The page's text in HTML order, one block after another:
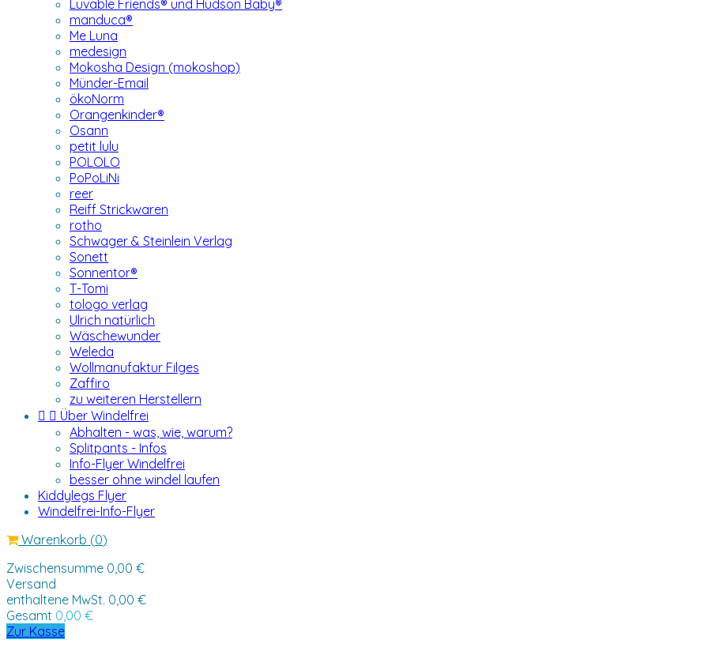
Luvable Friends® und Hudson Baby®
manduca®
Me Luna
medesign
Mokosha Design (mokoshop)
Münder-Email
ökoNorm
Orangenkinder®
Osann
petit lulu
POLOLO
PoPoLiNi
reer
Reiff Strickwaren
rotho
Schwager & Steinlein Verlag
Sonett
Sonnentor®
T-Tomi
tologo verlag
Ulrich natürlich
Wäschewunder
Weleda
Wollmanufaktur Filges
Zaffiro
zu weiteren Herstellern
  Über Windelfrei
Abhalten - was, wie, warum?
Splitpants - Infos
Info-Flyer Windelfrei
besser ohne windel laufen
Kiddylegs Flyer
Windelfrei-Info-Flyer
Warenkorb (0)
Zwischensumme 0,00 €
Versand
enthaltene MwSt. 0,00 €
Gesamt 0,00 €
Zur Kasse